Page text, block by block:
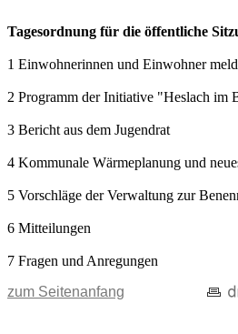
Tagesordnung für die öffentliche
1 Einwohnerinnen und Einwohner
2 Programm der Initiative "Heslach im
3 Bericht aus dem Jugendrat
4 Kommunale Wärmeplanung und
5 Vorschläge der Verwaltung zur
6 Mitteilungen
7 Fragen und Anregungen
zum Seitenanfang